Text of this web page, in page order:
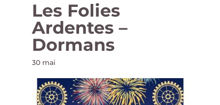
Les Folies
Ardentes –
Dormans
30 mai